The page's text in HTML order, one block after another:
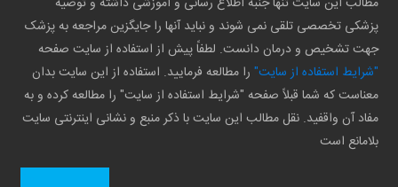
پزشکی تخصصی تلقی نمی شوند و نباید آنها را جایگزین مراجعه به پزشک
جهت تشخیص و درمان دانست. لطفاً پیش از استفاده از سایت صفحه
"شرایط استفاده از سایت" را مطالعه فرمایید. استفاده از این سایت بدان
معناست که شما قبلاً صفحه "شرایط استفاده از سایت" را مطالعه کرده و به
مفاد آن واقفید. نقل مطالب این سایت با ذکر منبع و نشانی اینترنتی سایت
بلامانع است